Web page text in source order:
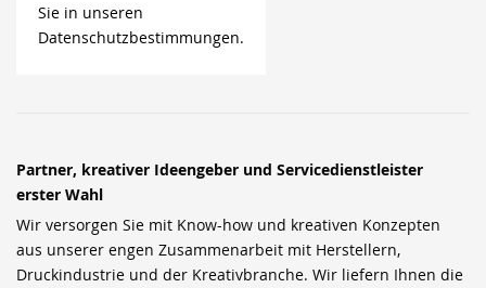
Sie in unseren
Datenschutzbestimmungen.
Partner, kreativer Ideengeber und Servicedienstleister
erster Wahl
Wir versorgen Sie mit Know-how und kreativen Konzepten
aus unserer engen Zusammenarbeit mit Herstellern,
Druckindustrie und der Kreativbranche. Wir liefern Ihnen die